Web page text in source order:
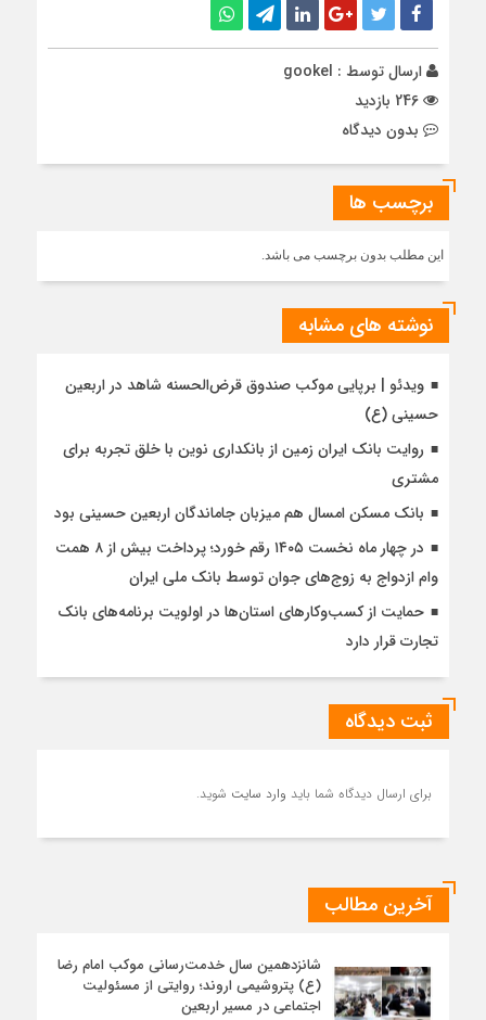
ارسال توسط : gookel
بدون دیدگاه
برچسب ها
این مطلب بدون برچسب می باشد.
نوشته های مشابه
ویدئو | برپایی موکب صندوق قرض‌الحسنه شاهد در اربعین
حسینی (ع)
روایت بانک ایران زمین از بانکداری نوین با خلق تجربه برای
مشتری
بانک مسکن امسال هم میزبان جاماندگان اربعین حسینی بود
در چهار ماه نخست ۱۴۰۵ رقم خورد؛ پرداخت بیش از ۸ همت
وام ازدواج به زوج‌های جوان توسط بانک ملی ایران
حمایت از کسب‌وکارهای استان‌ها در اولویت برنامه‌های بانک
تجارت قرار دارد
ثبت دیدگاه
برای ارسال دیدگاه شما باید وارد سایت شوید.
آخرین مطالب
شانزدهمین سال خدمت‌رسانی موکب امام رضا
(ع) پتروشیمی اروند؛ روایتی از مسئولیت
اجتماعی در مسیر اربعین